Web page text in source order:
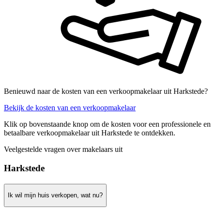
Benieuwd naar de kosten van een verkoopmakelaar uit Harkstede?
Bekijk de kosten van een verkoopmakelaar
Klik op bovenstaande knop om de kosten voor een professionele en
betaalbare verkoopmakelaar uit Harkstede te ontdekken.
Veelgestelde vragen over makelaars uit
Harkstede
Ik wil mijn huis verkopen, wat nu?